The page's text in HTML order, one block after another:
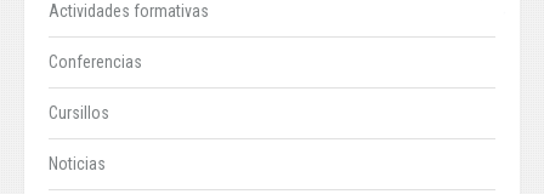
Actividades formativas
Conferencias
Cursillos
Noticias